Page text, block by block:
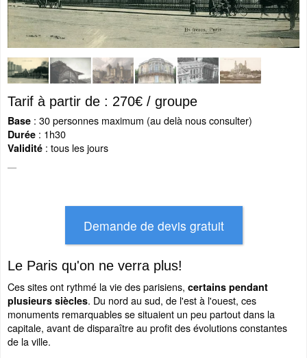
Tarif à partir de : 270€ / groupe
Base : 30 personnes maximum (au delà nous consulter)
Durée : 1h30
Validité : tous les jours
Le Paris qu'on ne verra plus!
Ces sites ont rythmé la vie des parisiens, certains pendant
plusieurs siècles. Du nord au sud, de l'est à l'ouest, ces
monuments remarquables se situaient un peu partout dans la
capitale, avant de disparaître au profit des évolutions constantes
de la ville.